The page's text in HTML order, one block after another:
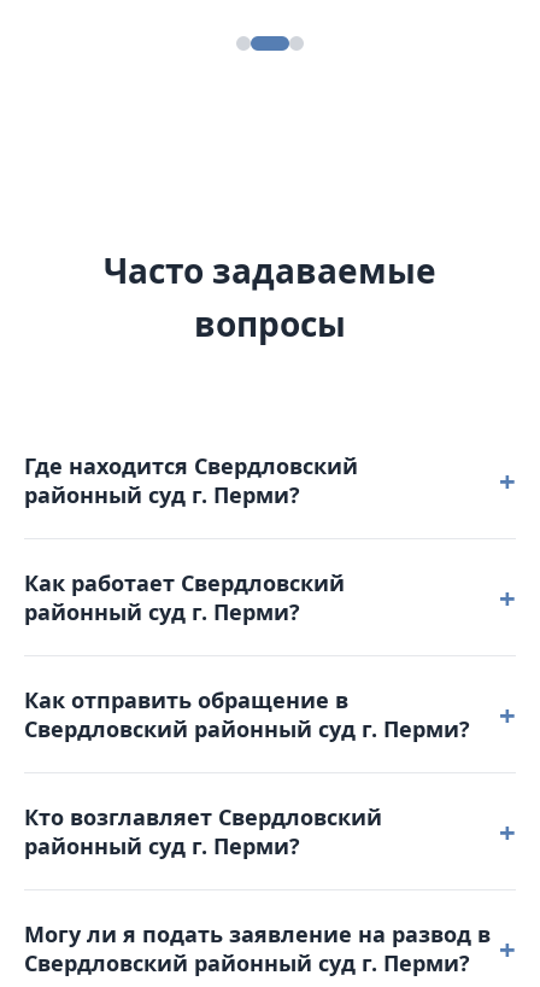
Часто задаваемые
вопросы
Где находится Свердловский
районный суд г. Перми?
+
по адресу: 614990, г. Пермь, ул. Героев Хасана, д. 6.
Как работает Свердловский
районный суд г. Перми?
+
00 пятница: с 9-00 до 17-00 суббота: с 9-00 до 13-00 .
Обеденный перерыв с 13-00 до 13-48. Выходные
дни: суббота, воскресенье и праздничные дни.
осуществляется в течение рабочего дня.
Как отправить обращение в
Свердловский районный суд г. Перми?
+
для получения справочной информации или
отправить письмо на электронную почту:
sverdlovsky.perm@sudrf.ru или воспользоваться
Кто возглавляет Свердловский
районный суд г. Перми?
+
Александрович.
Могу ли я подать заявление на развод в
Свердловский районный суд г. Перми?
+